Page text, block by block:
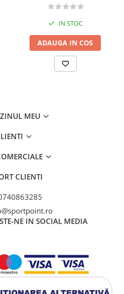
IN STOC
ADAUGA IN COS
MEU
CLIENTI
NE IN SOCIAL MEDIA